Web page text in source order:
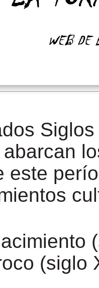
este
(siglo